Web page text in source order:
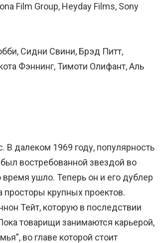
Film Group, Heyday Films, Sony
Сидни Свини, Брэд Питт,
Фэннинг, Тимоти Олифант, Аль
далеком 1969 году, популярность
востребованной звездой во
ушло. Теперь он и его дублер
просторы крупных проектов.
Тейт, которую в последствии
товарищи занимаются карьерой,
во главе которой стоит